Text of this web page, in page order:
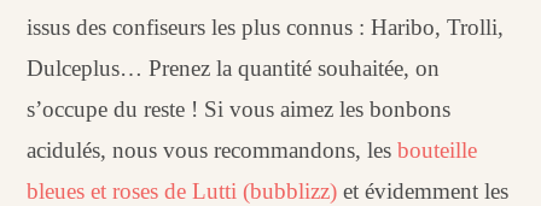
issus des confiseurs les plus connus : Haribo, Trolli,
Dulceplus… Prenez la quantité souhaitée, on
s’occupe du reste ! Si vous aimez les bonbons
acidulés, nous vous recommandons, lesbouteille
bleues et roses de Lutti (bubblizz) et évidemment les